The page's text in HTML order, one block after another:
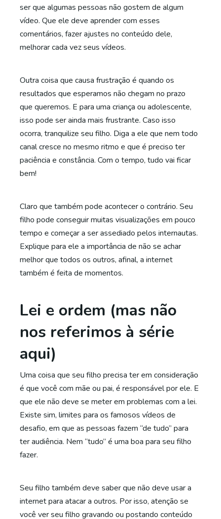
ser que algumas pessoas não gostem de algum
vídeo. Que ele deve aprender com esses
comentários, fazer ajustes no conteúdo dele,
melhorar cada vez seus vídeos.
Outra coisa que causa frustração é quando os
resultados que esperamos não chegam no prazo
que queremos. E para uma criança ou adolescente,
isso pode ser ainda mais frustrante. Caso isso
ocorra, tranquilize seu filho. Diga a ele que nem todo
canal cresce no mesmo ritmo e que é preciso ter
paciência e constância. Com o tempo, tudo vai ficar
bem!
Claro que também pode acontecer o contrário. Seu
filho pode conseguir muitas visualizações em pouco
tempo e começar a ser assediado pelos internautas.
Explique para ele a importância de não se achar
melhor que todos os outros, afinal, a internet
também é feita de momentos.
Lei e ordem (mas não
nos referimos à série
aqui)
Uma coisa que seu filho precisa ter em consideração
é que você com mãe ou pai, é responsável por ele. E
que ele não deve se meter em problemas com a lei.
Existe sim, limites para os famosos vídeos de
desafio, em que as pessoas fazem “de tudo” para
ter audiência. Nem “tudo” é uma boa para seu filho
fazer.
Seu filho também deve saber que não deve usar a
internet para atacar a outros. Por isso, atenção se
você ver seu filho gravando ou postando conteúdo